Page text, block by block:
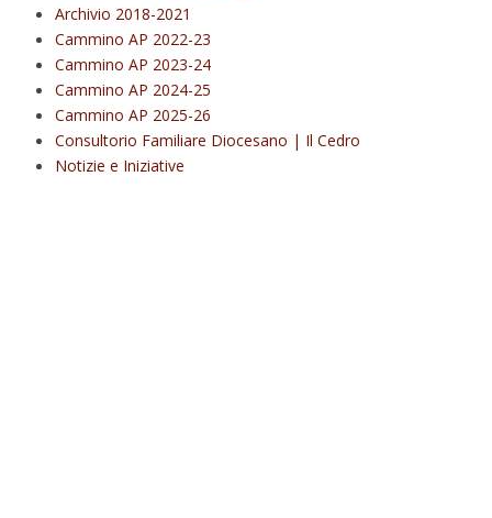
Archivio 2018-2021
Cammino AP 2022-23
Cammino AP 2023-24
Cammino AP 2024-25
Cammino AP 2025-26
Consultorio Familiare Diocesano | Il Cedro
Notizie e Iniziative